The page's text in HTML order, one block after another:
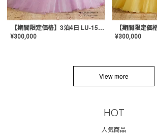
【期間限定価格】3泊4日 LU-1501(Pink)
¥300,000 ¥300,000
View more
HOT
人気商品